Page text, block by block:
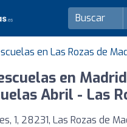
en Las Rozas de
en
Abril - Las
1, 28231, Las Rozas de